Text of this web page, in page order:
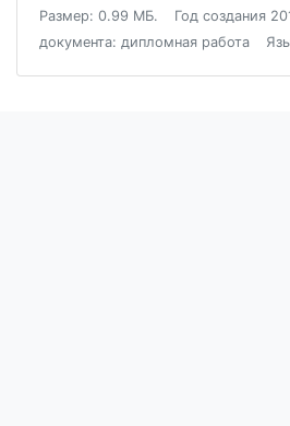
Размер: 0.99 МБ. Год создания
документа: дипломная работа